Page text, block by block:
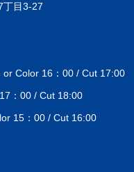
丁目3-27
Color 16：00 / Cut 17:00
：00 / Cut 18:00
15：00 / Cut 16:00